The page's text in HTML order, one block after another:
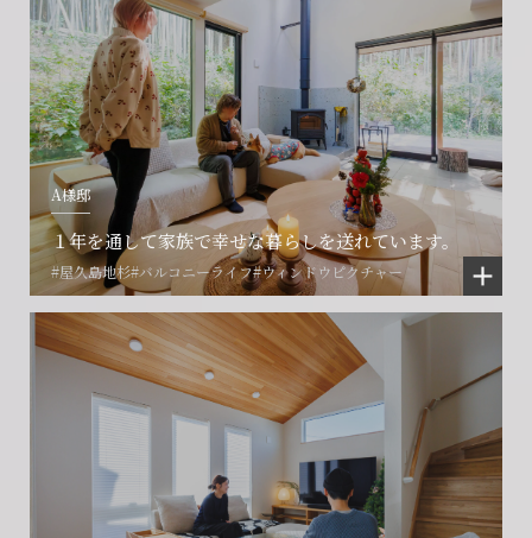
A様邸
１年を通して家族で幸せな暮らしを送れています。
#屋久島地杉#バルコニーライフ#ウィンドウピクチャー
ご相談はこちら
フォームからのお問い合わせ
CONTACT
お電話でのお問い合わせ
0466-24-2478
営業時間9:30~18:30 水曜定休
閉じる
賃貸物件入居者様の
お困りごとのご相談はこちら
解約のお申し込み
CONTACT
プロコール24ご利用の方
0120-073-386
閉じる
ご相談はこちら
フォームからのお問い合わせ
CONTACT
賃貸管理事業部へのお問い合わせ
0466-24-2478
営業時間9:30~18:30 水曜定休
閉じる